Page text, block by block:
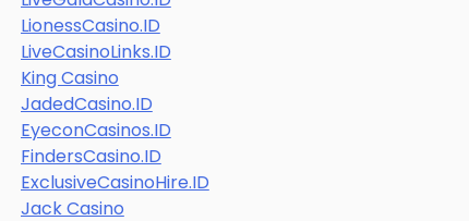
LionessCasino.ID
LiveCasinoLinks.ID
King Casino
JadedCasino.ID
EyeconCasinos.ID
FindersCasino.ID
ExclusiveCasinoHire.ID
Jack Casino